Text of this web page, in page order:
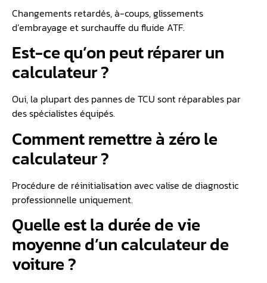
Changements retardés, à-coups, glissements
d’embrayage et surchauffe du fluide ATF.
Est-ce qu’on peut réparer un
calculateur ?
Oui, la plupart des pannes de TCU sont réparables par
des spécialistes équipés.
Comment remettre à zéro le
calculateur ?
Procédure de réinitialisation avec valise de diagnostic
professionnelle uniquement.
Quelle est la durée de vie
moyenne d’un calculateur de
voiture ?